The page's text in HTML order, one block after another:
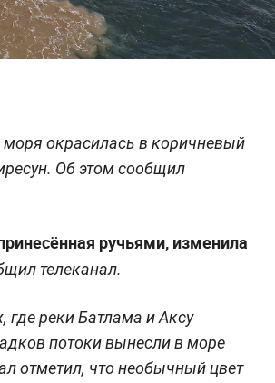
моря окрасилась в коричневый
Об этом сообщил
ручьями, изменила
телеканал.
где реки Батлама и Аксу
потоки вынесли в море
отметил, что необычный цвет